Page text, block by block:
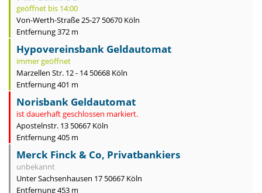
geöffnet bis 14:00
Von-Werth-Straße 25-27 50670 Köln
Entfernung 372 m
Hypovereinsbank Geldautomat
immer geöffnet
Marzellen Str. 12 - 14 50668 Köln
Entfernung 401 m
Norisbank Geldautomat
ist dauerhaft geschlossen markiert.
Apostelnstr. 13 50667 Köln
Entfernung 405 m
Merck Finck & Co, Privatbankiers
unbekannt
Unter Sachsenhausen 17 50667 Köln
Entfernung 453 m